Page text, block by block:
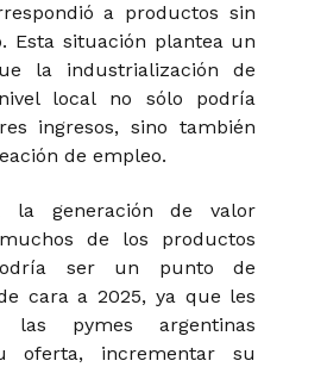
a productos sin
Esta situación plantea un
la industrialización de
local no sólo podría
ingresos, sino también
de empleo.
la generación de valor
de los productos
ser un punto de
cara a 2025, ya que les
pymes argentinas
oferta, incrementar su